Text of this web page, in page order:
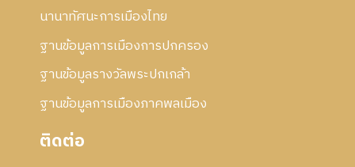
นานาทัศนะการเมืองไทย
ฐานข้อมูลการเมืองการปกครอง
ฐานข้อมูลรางวัลพระปกเกล้า
ฐานข้อมูลการเมืองภาคพลเมือง
ติดต่อ